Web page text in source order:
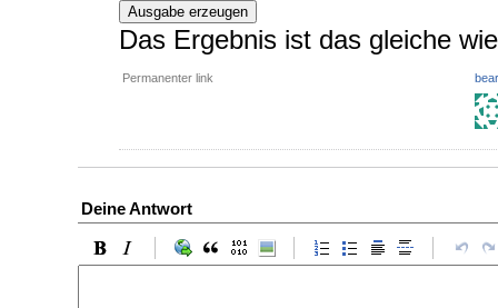
Ausgabe erzeugen
Das Ergebnis ist das gleiche
Permanenter link
Deine Antwort